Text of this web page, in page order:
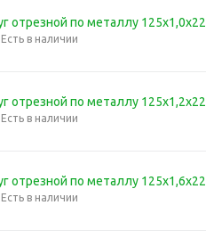
отрезной по металлу 125х1,0х22
Есть в наличии
отрезной по металлу 125х1,2х22
Есть в наличии
отрезной по металлу 125х1,6х22
Есть в наличии